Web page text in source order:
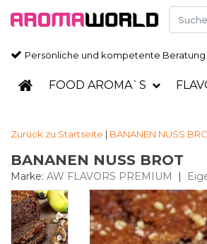
Persönliche und kompetente Beratung
FOOD AROMA`S
Zurück zu Startseite | BANANEN NUSS
BANANEN NUSS BROT
Marke: AW FLAVORS PREMIUM |